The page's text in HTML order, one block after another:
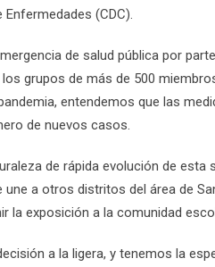
(CDC).
de salud pública por
grupos de más de 500
entendemos que las
de nuevos casos.
de rápida evolución de
a otros distritos del área de
la exposición a la comunidad
a la ligera, y tenemos la